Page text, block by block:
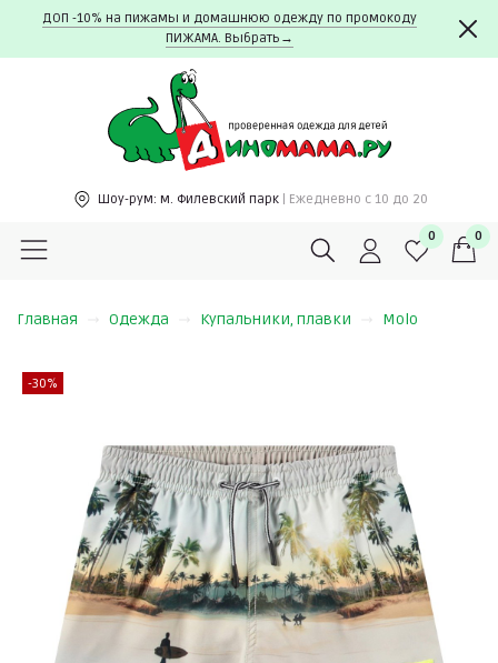
ДОП -10% на пижамы и домашнюю одежду по промокоду
ПИЖАМА. Выбрать→
Шоу-рум: м. Филевский парк | Ежедневно c 10 до 20
0 0
Главная Одежда Купальники, плавки Molo
-30%